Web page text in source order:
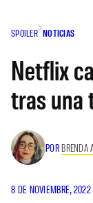
SPOILER NOTICIAS
Netflix
tras una
POR BRENDA
8 DE NOVIEMBRE, 2022